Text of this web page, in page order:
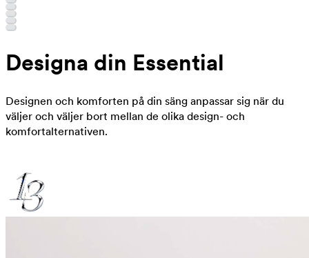
Designa din Essential
Designen och komforten på din säng anpassar sig när du
väljer och väljer bort mellan de olika design- och
komfortalternativen.